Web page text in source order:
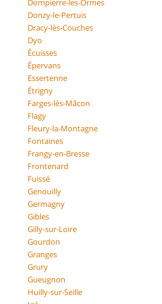
Donzy-le-Pertuis
Dracy-lès-Couches
Dyo
Écuisses
Épervans
Essertenne
Étrigny
Farges-lès-Mâcon
Flagy
Fleury-la-Montagne
Fontaines
Frangy-en-Bresse
Frontenard
Fuissé
Genouilly
Germagny
Gibles
Gilly-sur-Loire
Gourdon
Granges
Grury
Gueugnon
Huilly-sur-Seille